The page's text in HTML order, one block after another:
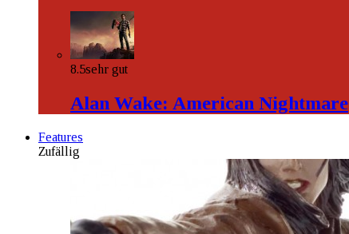
8.5sehr gut
Alan Wake: American Nightmare
Features
Zufällig